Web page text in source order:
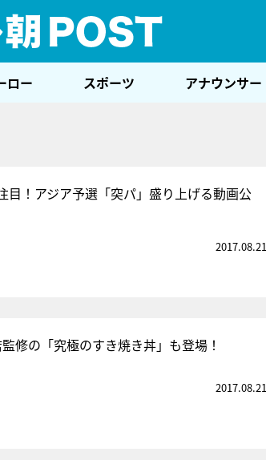
ロー スポーツ アナウンサー
！アジア予選「突パ」盛り上げる動画公
2017.08.21
修の「究極のすき焼き丼」も登場！
2017.08.21